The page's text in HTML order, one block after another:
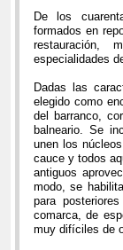
De los
formados en
restauración,
especialidades
Dadas las
elegido como
del barranco,
balneario. Se
unen los
cauce y todos
antiguos
modo, se
para
comarca, de
muy difíciles de